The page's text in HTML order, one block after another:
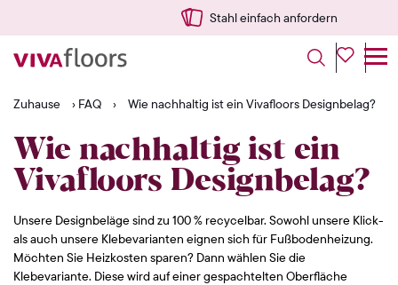
Stahl einfach anfordern
Zuhause › FAQ › Wie nachhaltig ist ein Vivafloors Designbelag?
Wie nachhaltig ist ein
Vivafloors Designbelag?
Unsere Designbeläge sind zu 100 % recycelbar. Sowohl unsere Klick-
als auch unsere Klebevarianten eignen sich für Fußbodenheizung.
Möchten Sie Heizkosten sparen? Dann wählen Sie die
Klebevariante. Diese wird auf einer gespachtelten Oberfläche